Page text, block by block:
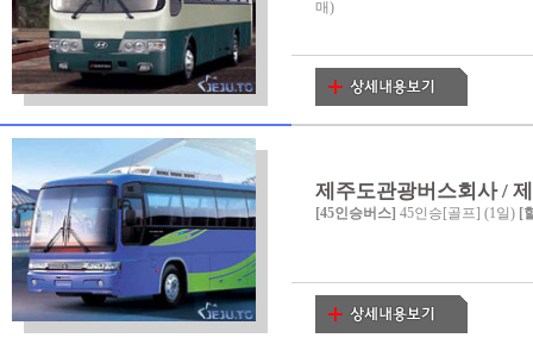
매)
제주도관광버스회사 /
[45인승버스] 45인승[골프] (1일) [